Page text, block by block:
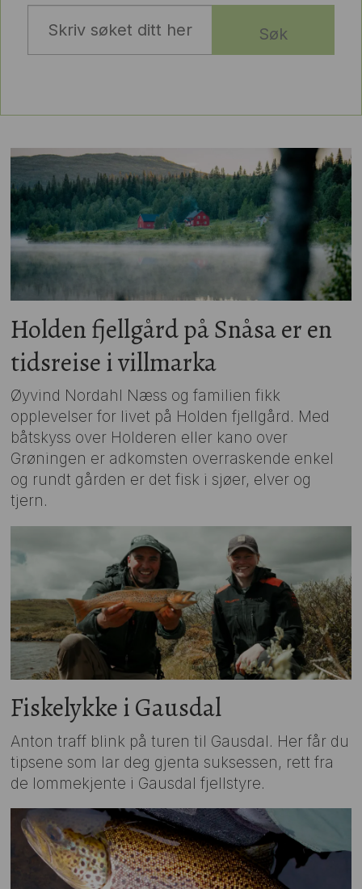
Søk
Holden fjellgård på Snåsa er en
tidsreise i villmarka
Øyvind Nordahl Næss og familien fikk
opplevelser for livet på Holden fjellgård. Med
båtskyss over Holderen eller kano over
Grøningen er adkomsten overraskende enkel
og rundt gården er det fisk i sjøer, elver og
tjern.
Fiskelykke i Gausdal
Anton traff blink på turen til Gausdal. Her får du
tipsene som lar deg gjenta suksessen, rett fra
de lommekjente i Gausdal fjellstyre.